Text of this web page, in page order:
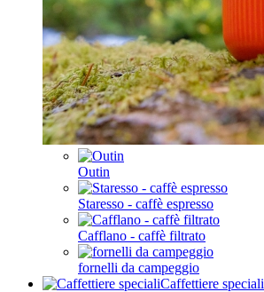
Outin
Staresso - caffè espresso
Cafflano - caffè filtrato
fornelli da campeggio
Caffettiere speciali